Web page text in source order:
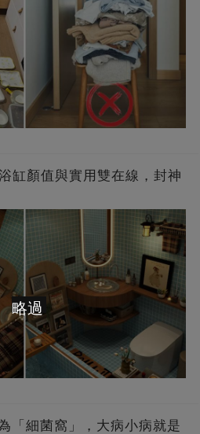
缸顏值與實用雙在線，封神
「細菌窩」，大病小病就是
略過